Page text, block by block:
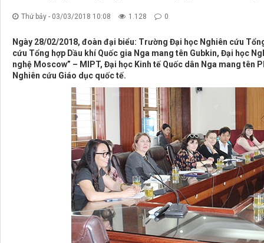
Thứ bảy - 03/03/2018 10:08 1.128 0
Ngày 28/02/2018, đoàn đại biểu: Trường Đại học Nghiên cứu
cứu Tổng hợp Dầu khí Quốc gia Nga mang tên Gubkin, Đại học
nghệ Moscow” – MIPT, Đại học Kinh tế Quốc dân Nga mang tên
Nghiên cứu Giáo dục quốc tế.